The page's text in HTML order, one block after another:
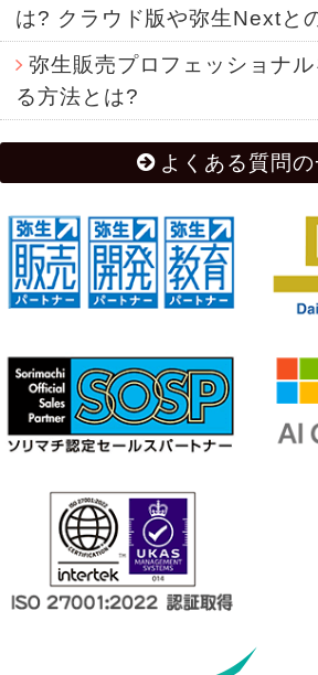
は? クラウド版や弥生Nextと
弥生販売プロフェッショナ
る方法とは?
よくある質問